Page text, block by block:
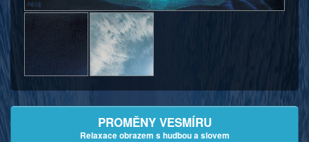
PROMĚNY VESMÍRU
Relaxace obrazem s hudbou a slovem